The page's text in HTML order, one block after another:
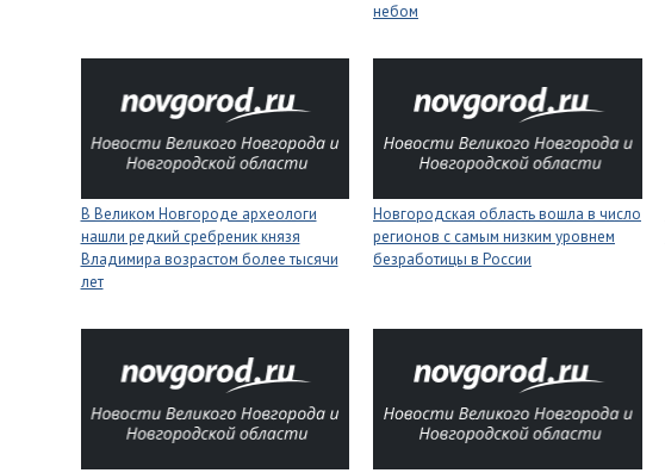
небом
В Великом Новгороде археологи
нашли редкий сребреник князя
Владимира возрастом более тысячи
лет
Новгородская область вошла в число
регионов с самым низким уровнем
безработицы в России